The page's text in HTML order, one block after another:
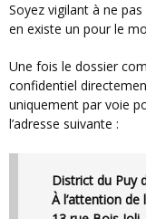
Soyez vigilant à ne pas confondre les questionnaires de santé : il
en existe un pour le
Une fois le dossier complet, il conviendra de le déposer sous pli
confidentiel
uniquement par voie
l’adresse suivante :
District du
À l’attention